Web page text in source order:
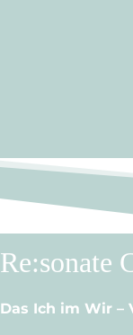
Re:sonate
Das Ich im Wir –